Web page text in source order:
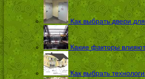
Как выбрать двери
Какие факторы
Как выбрать